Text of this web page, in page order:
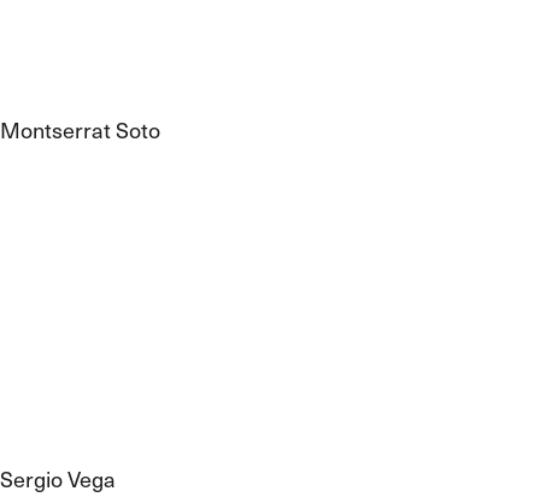
Montserrat Soto
Sergio Vega